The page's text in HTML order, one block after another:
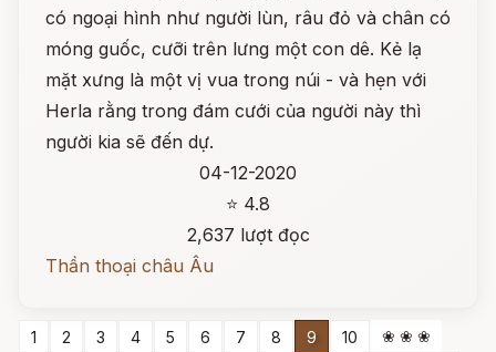
có ngoại hình như người lùn, râu đỏ và chân có
móng guốc, cưỡi trên lưng một con dê. Kẻ lạ
mặt xưng là một vị vua trong núi - và hẹn với
Herla rằng trong đám cưới của người này thì
người kia sẽ đến dự.
04-12-2020
⭐ 4.8
2,637 lượt đọc
Thần thoại châu Âu
1 2 3 4 5 6 7 8 9 10
❀ ❀ ❀